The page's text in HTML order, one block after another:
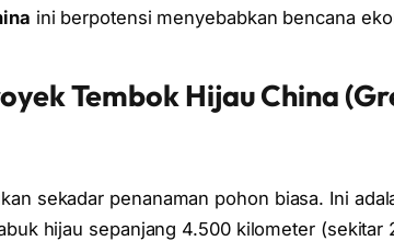
ini berpotensi menyebabkan bencana
Tembok Hijau China
sekadar penanaman pohon biasa. Ini
hijau sepanjang 4.500 kilometer (sekitar